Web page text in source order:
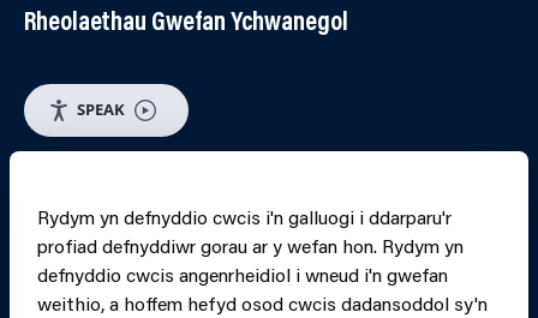
Rheolaethau Gwefan Ychwanegol
SPEAK
Rydym yn defnyddio cwcis i'n galluogi i ddarparu'r
profiad defnyddiwr gorau ar y wefan hon. Rydym yn
defnyddio cwcis angenrheidiol i wneud i'n gwefan
weithio, a hoffem hefyd osod cwcis dadansoddol sy'n
PRINT PAGE